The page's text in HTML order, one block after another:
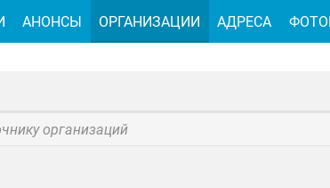
АНОНСЫ ОРГАНИЗАЦИИ АДРЕСА